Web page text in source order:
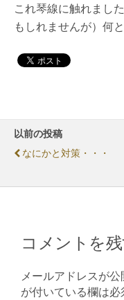
これ琴線に触れまし
もしれませんが）何
以前の投稿
なにかと対策・・・
コメントを
メールアドレスが公
が付いている欄は